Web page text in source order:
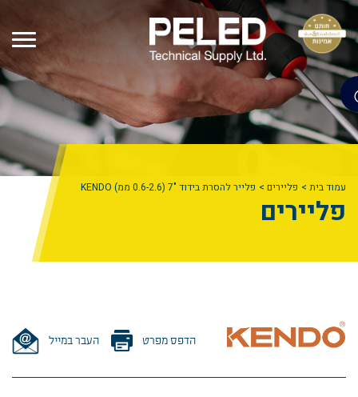
עמוד בית פליירים פלייר להסרת בידוד "7 (0.6-2.6 ממ) KENDO
פליירים
הדפס מפרט העבר במייל